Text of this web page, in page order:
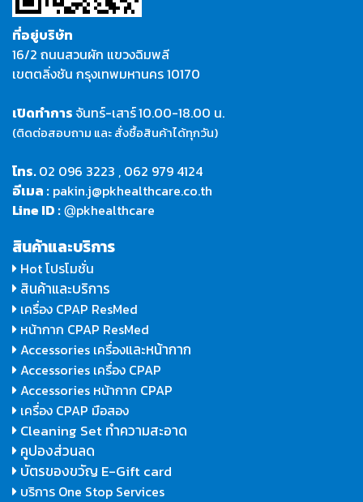
ที่อยู่บริษัท
16/2 ถนนสวนผัก แขวงฉิมพลี
เขตตลิ่งชัน กรุงเทพมหานคร 10170
เปิดทำการจันทร์-เสาร์10.00-18.00 น.
(ติดต่อสอบถาม และ สั่งซื้อสินค้าได้ทุกวัน)
โทร.02 096 3223 , 062 979 4124
อีเมล : pakin.j@pkhealthcare.co.th
Line ID : @pkhealthcare
สินค้าและบริการ
Hot โปรโมชั่น
สินค้าและบริการ
เครื่อง CPAP ResMed
หน้ากาก CPAP ResMed
Accessories เครื่องและหน้ากาก
Accessories เครื่อง CPAP
Accessories หน้ากาก CPAP
เครื่อง CPAP มือสอง
Cleaning Set ทำความสะอาด
คูปองส่วนลด
บัตรของขวัญ E-Gift card
บริการ One Stop Services